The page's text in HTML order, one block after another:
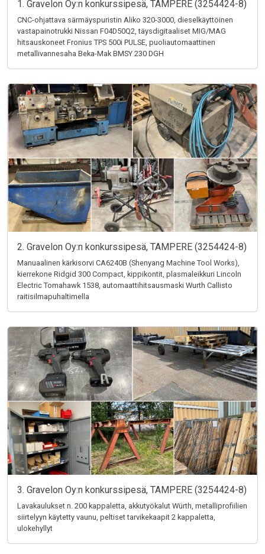
1. Gravelon Oy:n konkurssipesä, TAMPERE (3254424-8)
CNC-ohjattava särmäyspuristin Aliko 320-3000, dieselkäyttöinen
vastapainotrukki Nissan F04D50Q2, täysdigitaaliset MIG/MAG
hitsauskoneet Fronius TPS 500i PULSE, puoliautomaattinen
metallivannesaha Beka-Mak BMSY 230 DGH
2. Gravelon Oy:n konkurssipesä, TAMPERE (3254424-8)
Manuaalinen kärkisorvi CA6240B (Shenyang Machine Tool Works),
kierrekone Ridgid 300 Compact, kippikontit, plasmaleikkuri Lincoln
Electric Tomahawk 1538, automaattihitsausmaski Wurth Callisto
raitisilmapuhaltimella
3. Gravelon Oy:n konkurssipesä, TAMPERE (3254424-8)
Lavakaulukset n. 200 kappaletta, akkutyökalut Würth, metalliprofiilien
siirtelyyn käytetty vaunu, peltiset tarvikekaapit 2 kappaletta,
ulokehyllyt